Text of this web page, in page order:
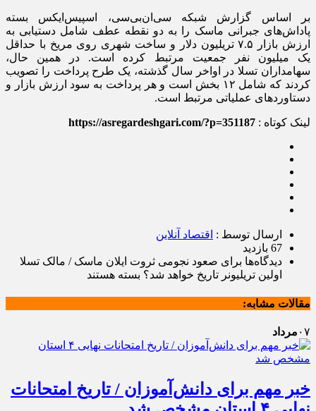
بر اساس گزارش شبکه سی‌ان‌بی‌سی، اسپیس‌ایکس بسته
پاداش‌های جبرانی ماسک را به دو نقطه عطف شامل دستیابی به
ارزش بازار ۷.۵ تریلیون دلار و ساخت شهری روی مریخ با حداقل
یک میلیون نفر جمعیت مرتبط کرده است. در همین حال،
سهامداران تسلا در اواخر سال گذشته، یک طرح پرداخت را تصویب
کردند که شامل ۱۲ بخش است و هر پرداخت به سود ارزش بازار و
دستاوردهای عملیاتی مرتبط است.
لینک کوتاه : https://asregardeshgari.com/?p=351187
ارسال توسط : اقتصاد آنلاین
67 بازدید
دیدگاه‌ها برای صعود نجومی ثروت ایلان ماسک / مالک تسلا
اولین تریلیونر تاریخ خواهد شد؟ بسته هستند
مقالات مشابه:
۰۷ مرداد
خبر مهم برای دانش‌آموزان / تاریخ امتحانات